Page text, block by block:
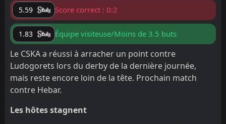
5.59 Score correct : 0:2
1.83 Équipe visiteuse/Moins de 3.5 buts
Le CSKA a réussi à arracher un point contre
Ludogorets lors du derby de la dernière journée,
mais reste encore loin de la tête. Prochain match
contre Hebar.
Les hôtes stagnent